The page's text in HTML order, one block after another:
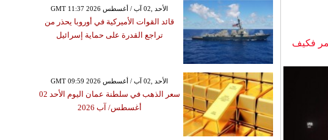
فكيف
GMT 11:37 2026 الأحد ,02 آب / أغسطس
قائد القوات الأميركية في أوروبا يحذر من
تراجع القدرة على حماية إسرائيل
GMT 09:59 2026 الأحد ,02 آب / أغسطس
سعر الذهب في سلطنة عمان اليوم الأحد 02
أغسطس/ آب 2026